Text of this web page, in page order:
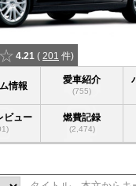
4.21 ( 201 件)
情報
愛車紹介
(755)
ビュー 燃費記録
(2,474)